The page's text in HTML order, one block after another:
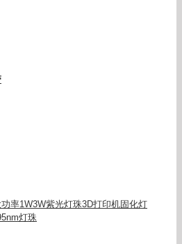
率1W3W紫光灯珠3D打印机固化灯
灯珠